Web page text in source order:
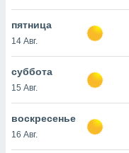
cookie
в
ВЫ
пятница
14 Авг.
суббота
15 Авг.
воскресенье
16 Авг.